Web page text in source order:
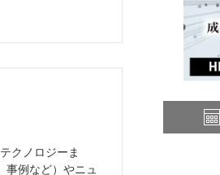
クノロジーま
例など）やニュ